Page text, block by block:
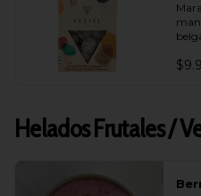
Helados Frutales /